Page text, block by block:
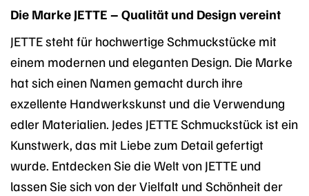
Die Marke JETTE – Qualität und Design vereint
JETTE steht für hochwertige Schmuckstücke mit
einem modernen und eleganten Design. Die Marke
hat sich einen Namen gemacht durch ihre
exzellente Handwerkskunst und die Verwendung
edler Materialien. Jedes JETTE Schmuckstück ist ein
Kunstwerk, das mit Liebe zum Detail gefertigt
wurde. Entdecken Sie die Welt von JETTE und
lassen Sie sich von der Vielfalt und Schönheit der